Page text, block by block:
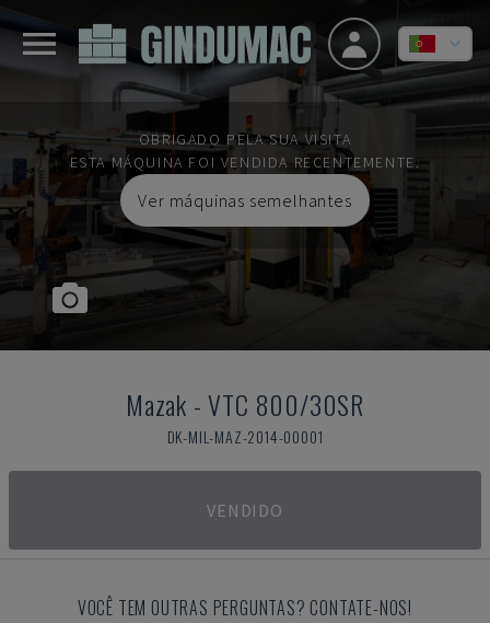
OBRIGADO PELA SUA VISITA
ESTA MÁQUINA FOI VENDIDA RECENTEMENTE.
Ver máquinas semelhantes
Mazak -VTC 800/30SR
DK-MIL-MAZ-2014-00001
VENDIDO
VOCÊ TEM OUTRAS PERGUNTAS? CONTATE-NOS!